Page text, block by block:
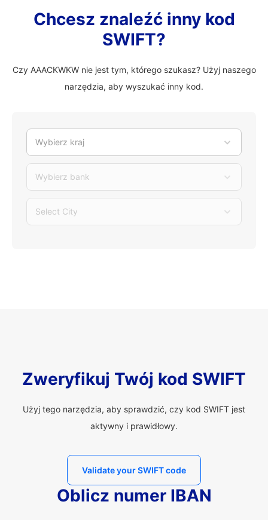
Chcesz znaleźć inny kod
SWIFT?
Czy AAACKWKW nie jest tym, którego szukasz? Użyj naszego
narzędzia, aby wyszukać inny kod.
Wybierz kraj
Wybierz bank
Select City
Zweryfikuj Twój kod SWIFT
Użyj tego narzędzia, aby sprawdzić, czy kod SWIFT jest
aktywny i prawidłowy.
Validate your SWIFT code
Oblicz numer IBAN